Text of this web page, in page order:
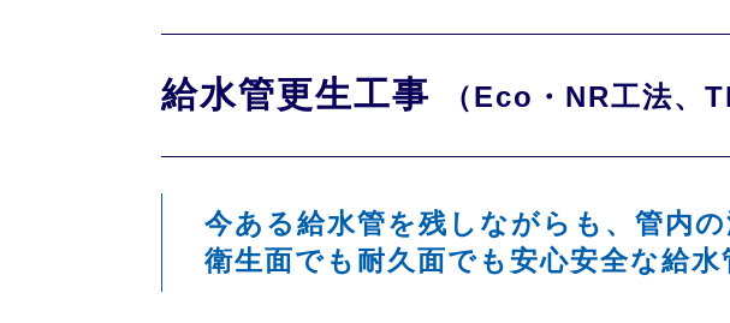
給水管更生工事 （Eco・NR工法
今ある給水管を残しながらも、管内
衛生面でも耐久面でも安心安全な給